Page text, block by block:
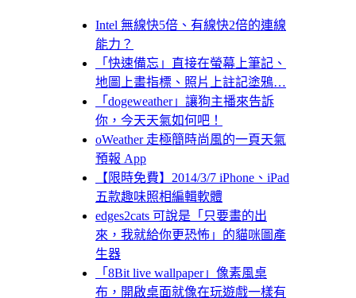
Intel 無線快5倍、有線快2倍的連線
能力？
「快速備忘」直接在螢幕上筆記、
地圖上畫指標、照片上註記塗鴉…
「dogeweather」讓狗主播來告訴
你，今天天氣如何吧！
oWeather 走極簡時尚風的一頁天氣
預報 App
【限時免費】2014/3/7 iPhone、iPad
五款趣味照相編輯軟體
edges2cats 可說是「只要畫的出
來，我就給你更恐怖」的貓咪圖產
生器
「8Bit live wallpaper」像素風桌
布，開啟桌面就像在玩遊戲一樣有